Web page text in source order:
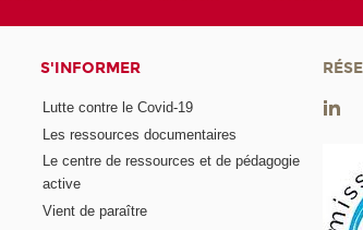
S'INFORMER
Lutte contre le Covid-19
Les ressources documentaires
Le centre de ressources et de pédagogie
active
Vient de paraître